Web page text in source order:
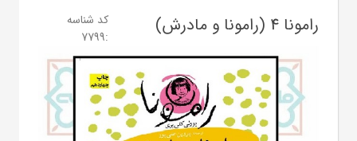
رامونا 4 (رامونا و مادرش)
کد شناسه
:
7799